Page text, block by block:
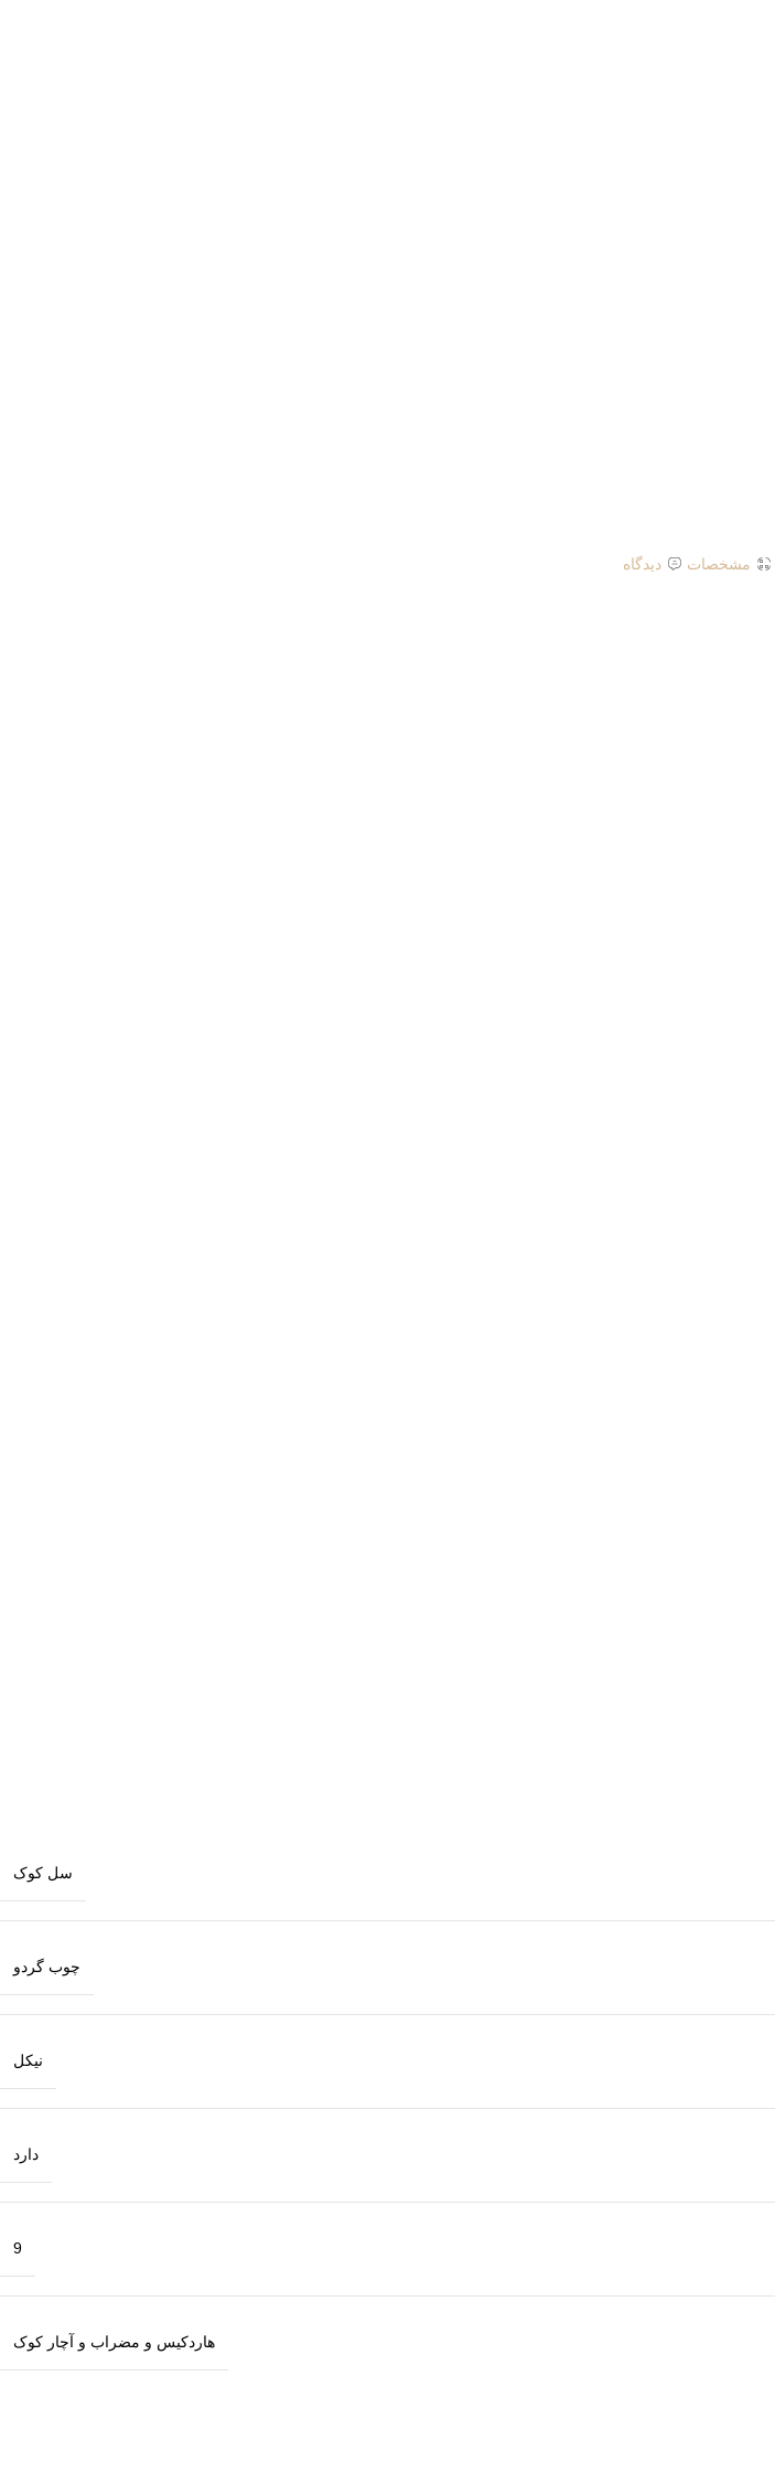
مشخصات دیدگاه
سل کوک
چوب گردو
نیکل
دارد
9
هاردکیس و مضراب و آچار کوک